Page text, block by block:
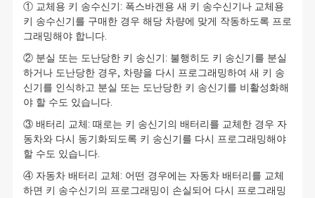
① 교체용 키 송수신기: 폭스바겐용 새 키 송수신기나 교체용
키 송수신기를 구매한 경우 해당 차량에 맞게 작동하도록 프로
그래밍해야 합니다.
② 분실 또는 도난당한 키 송신기: 불행히도 키 송신기를 분실
하거나 도난당한 경우, 차량을 다시 프로그래밍하여 새 키 송
신기를 인식하고 분실 또는 도난당한 키 송신기를 비활성화해
야 할 수도 있습니다.
③ 배터리 교체: 때로는 키 송신기의 배터리를 교체한 경우 자
동차와 다시 동기화되도록 키 송신기를 다시 프로그래밍해야
할 수도 있습니다.
④ 자동차 배터리 교체: 어떤 경우에는 자동차 배터리를 교체
하면 키 송수신기의 프로그래밍이 손실되어 다시 프로그래밍